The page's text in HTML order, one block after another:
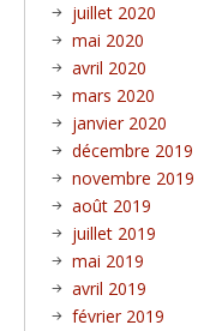
juillet 2020
mai 2020
avril 2020
mars 2020
janvier 2020
décembre 2019
novembre 2019
août 2019
juillet 2019
mai 2019
avril 2019
février 2019